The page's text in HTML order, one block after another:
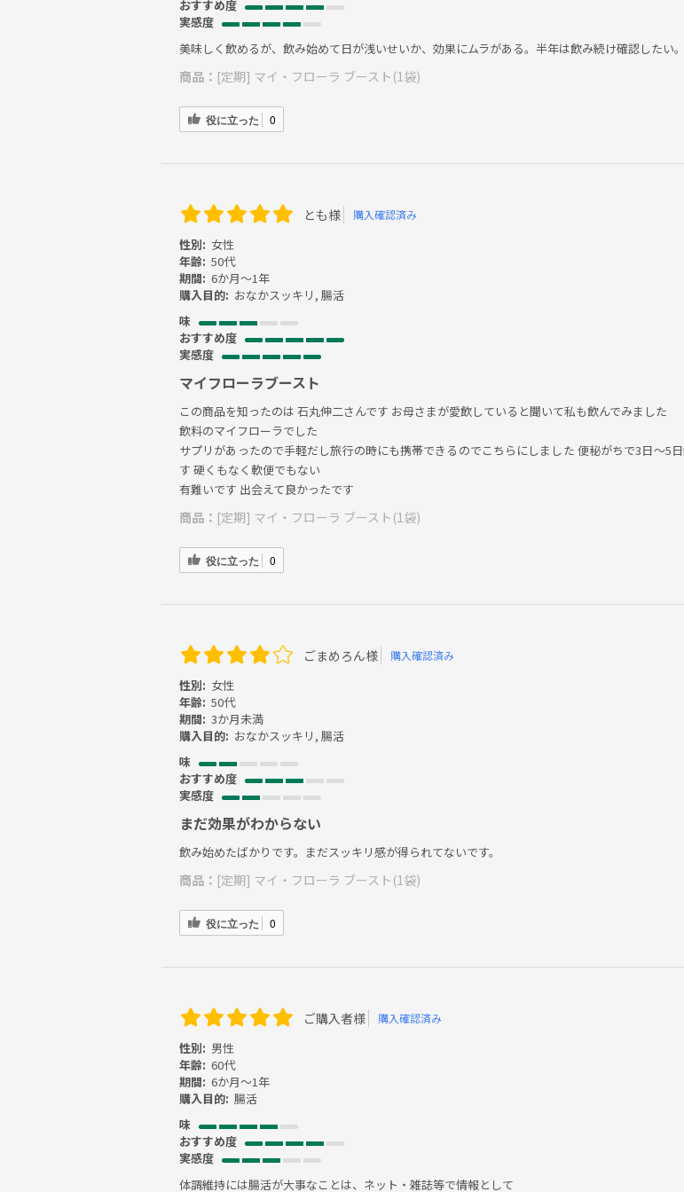
おすすめ度
実感度
美味しく飲めるが、飲み始めて日が浅いせいか、効果にムラがある。半年は飲み続け確認したい。
商品： [定期] マイ・フローラ ブースト(1袋)
役に立った 0
とも様 購入確認済み
性別: 女性
年齢: 50代
期間: 6か月～1年
購入目的: おなかスッキリ, 腸活
味
おすすめ度
実感度
マイフローラブースト
この商品を知ったのは 石丸伸二さんです お母さまが愛飲していると聞いて私も飲んでみました
飲料のマイフローラでした
サプリがあったので手軽だし旅行の時にも携帯できるのでこちらにしました 便秘がちで3日〜5
す 硬くもなく軟便でもない
有難いです 出会えて良かったです
商品： [定期] マイ・フローラ ブースト(1袋)
役に立った 0
ごまめろん様 購入確認済み
性別: 女性
年齢: 50代
期間: 3か月未満
購入目的: おなかスッキリ, 腸活
味
おすすめ度
実感度
まだ効果がわからない
飲み始めたばかりです。まだスッキリ感が得られてないです。
商品： [定期] マイ・フローラ ブースト(1袋)
役に立った 0
ご購入者様 購入確認済み
性別: 男性
年齢: 60代
期間: 6か月～1年
購入目的: 腸活
味
おすすめ度
実感度
体調維持には腸活が大事なことは、ネット・雑誌等で情報として